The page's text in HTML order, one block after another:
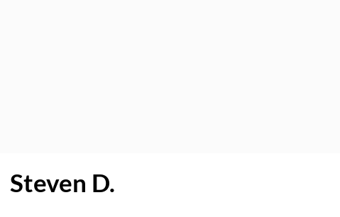
Steven D.